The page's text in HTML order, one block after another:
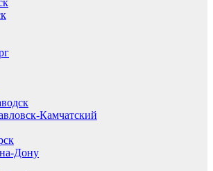
Камчатский
Дону